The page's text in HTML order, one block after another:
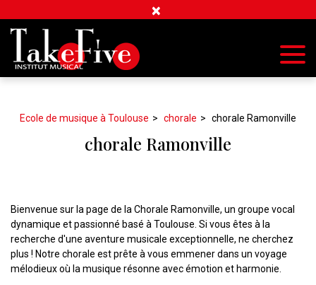
×
Ecole de musique à Toulouse chorale chorale Ramonville
chorale Ramonville
Bienvenue sur la page de la Chorale Ramonville, un groupe vocal
dynamique et passionné basé à Toulouse. Si vous êtes à la
recherche d'une aventure musicale exceptionnelle, ne cherchez
plus ! Notre chorale est prête à vous emmener dans un voyage
mélodieux où la musique résonne avec émotion et harmonie.